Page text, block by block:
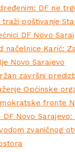
DF ne
traži poštivanje
DF Novo
načelnice Karić:
Novo Sarajevo
završni
Općinske
fronte
DF Novo Sarajevo:
zvaničnog